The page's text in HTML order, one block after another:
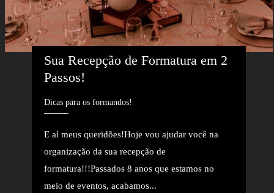
Sua Recepção de Formatura em 2
Passos!
Dicas para os formandos!
E aí meus queridões!Hoje vou ajudar você na
organização da sua recepção de
formatura!!!Passados 8 anos que estamos no
meio de eventos, acabamos...